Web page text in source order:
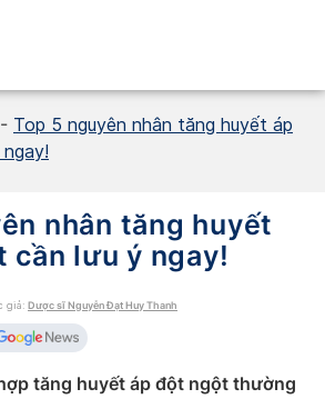
- Top 5 nguyên nhân tăng huyết áp
nhân tăng huyết
cần lưu ý ngay!
giả: Dược sĩ Nguyễn Đạt Huy Thanh
tăng huyết áp đột ngột thường